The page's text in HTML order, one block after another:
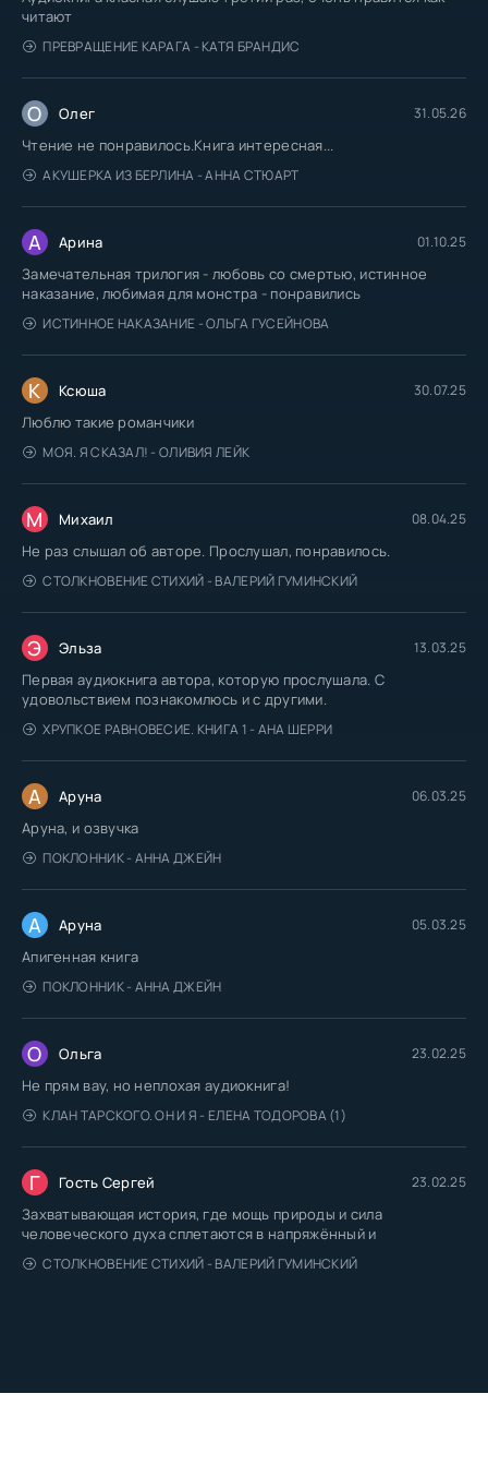
читают
ПРЕВРАЩЕНИЕ КАРАГА - КАТЯ БРАНДИС
О Олег 31.05.26
Чтение не понравилось.Книга интересная...
АКУШЕРКА ИЗ БЕРЛИНА - АННА СТЮАРТ
А Арина 01.10.25
Замечательная трилогия - любовь со смертью, истинное
наказание, любимая для монстра - понравились
ИСТИННОЕ НАКАЗАНИЕ - ОЛЬГА ГУСЕЙНОВА
К Ксюша 30.07.25
Люблю такие романчики
МОЯ. Я СКАЗАЛ! - ОЛИВИЯ ЛЕЙК
М Михаил 08.04.25
Не раз слышал об авторе. Прослушал, понравилось.
СТОЛКНОВЕНИЕ СТИХИЙ - ВАЛЕРИЙ ГУМИНСКИЙ
Э Эльза 13.03.25
Первая аудиокнига автора, которую прослушала. С
удовольствием познакомлюсь и с другими.
ХРУПКОЕ РАВНОВЕСИЕ. КНИГА 1 - АНА ШЕРРИ
А Аруна 06.03.25
Аруна, и озвучка
ПОКЛОННИК - АННА ДЖЕЙН
А Аруна 05.03.25
Апигенная книга
ПОКЛОННИК - АННА ДЖЕЙН
О Ольга 23.02.25
Не прям вау, но неплохая аудиокнига!
КЛАН ТАРСКОГО. ОН И Я - ЕЛЕНА ТОДОРОВА (1)
Г Гость Сергей 23.02.25
Захватывающая история, где мощь природы и сила
человеческого духа сплетаются в напряжённый и
СТОЛКНОВЕНИЕ СТИХИЙ - ВАЛЕРИЙ ГУМИНСКИЙ
83
85
86
87
88